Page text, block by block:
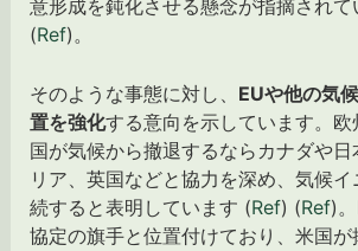
意形成を鈍化させる懸念が指摘されて
(Ref)。
そのような事態に対し、 EUや他の気
置を強化する意向を示しています。
国が気候から撤退するならカナダや日
リア、英国などと協力を深め、気候
続すると表明しています (Ref) (Ref)
協定の旗手と位置付けており、米国